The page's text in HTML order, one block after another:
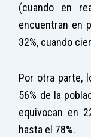
(cuando en
encuentran en
32%, cuando
Por otra parte,
56% de la
equivocan en
hasta el 78%.